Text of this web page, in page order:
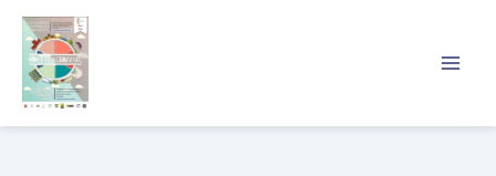
contenido